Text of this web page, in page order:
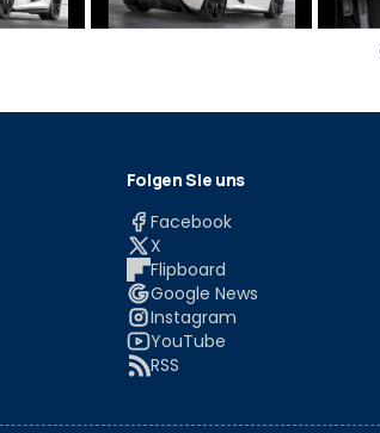
Folgen Sie uns
Facebook
X
Flipboard
Google News
Instagram
YouTube
RSS